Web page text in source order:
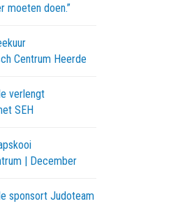
moeten doen.”
Centrum Heerde
verlengt
SEH
| December
sponsort Judoteam